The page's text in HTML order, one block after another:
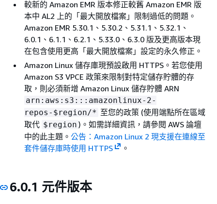
較新的 Amazon EMR 版本修正較舊 Amazon EMR 版
本中 AL2 上的「最大開放檔案」限制過低的問題。
Amazon EMR 5.30.1、5.30.2、5.31.1、5.32.1、
6.0.1、6.1.1、6.2.1、5.33.0、6.3.0 版及更高版本現
在包含使用更高「最大開放檔案」設定的永久修正。
Amazon Linux 儲存庫現預設啟用 HTTPS。若您使用
Amazon S3 VPCE 政策來限制對特定儲存貯體的存
取，則必須新增 Amazon Linux 儲存貯體 ARN
arn:aws:s3:::amazonlinux-2-
repos-$region/* 至您的政策 (使用端點所在區域
取代 $region )。如需詳細資訊，請參閱 AWS 論壇
中的此主題。 公告：Amazon Linux 2 現支援在連線至
套件儲存庫時使用 HTTPS
。
6.0.1 元件版本